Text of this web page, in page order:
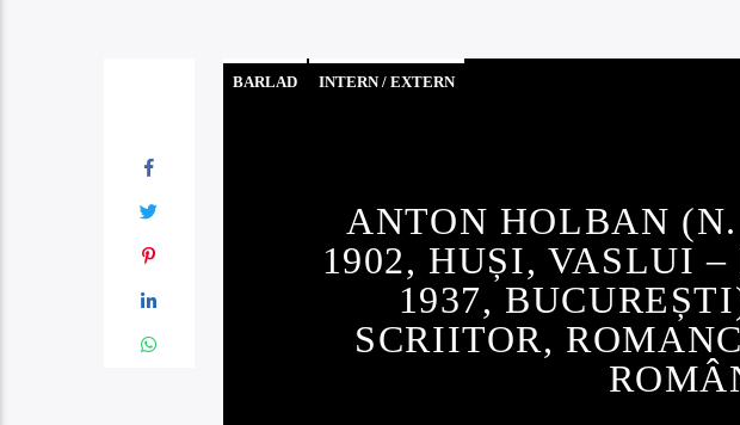
BARLAD INTERN / EXTERN
ANTON HOLBAN
1902, HUȘI, VASLUI
1937,
SCRIITOR,